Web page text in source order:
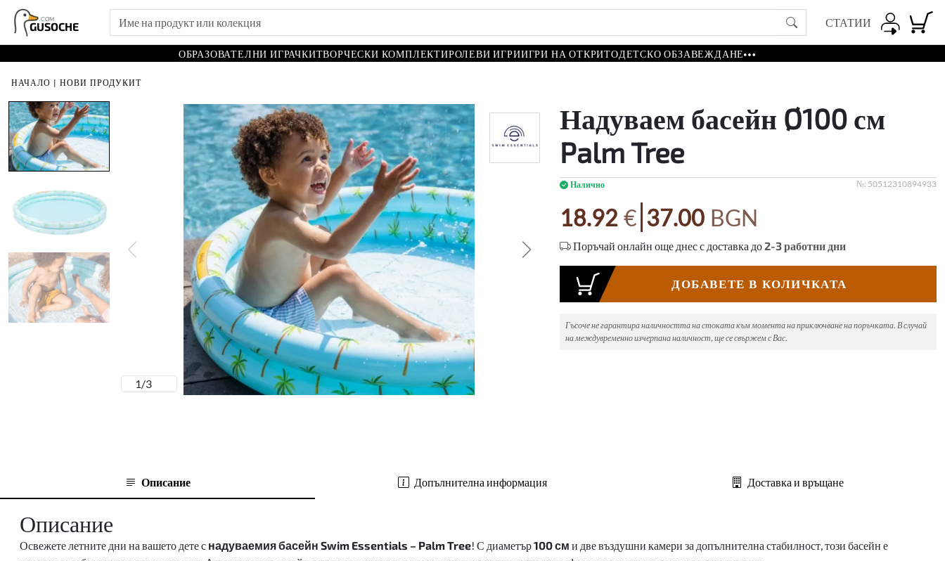
GUSOCHE
.COM СТАТИИ
ОБРАЗОВАТЕЛНИ ИГРАЧКИТВОРЧЕСКИ КОМПЛЕКТИРОЛЕВИ ИГРИИГРИ НА ОТКРИТОДЕТСКО ОБЗАВЕЖДАНЕ
НАЧАЛО | НОВИ ПРОДУКИТ
1/3
Надуваем басейн Ø100 см
Palm Tree
Налично №: 50512310894933
18.92 €|37.00 BGN
Поръчай онлайн още днес с доставка до2-3работни дни
ДОБАВЕТЕ В КОЛИЧКАТА
Гъсоче не гарантира наличността на стоката към момента на приключване на поръчката. В случай
на междувременно изчерпана наличност, ще се свържем с Вас.
Описание Допълнителна информация Доставка и връщане
Описание
Освежете летните дни на вашето дете с надуваемия басейн Swim Essentials – Palm Tree! С диаметър100 см и две въздушни камери за допълнителна стабилност, този басейн е